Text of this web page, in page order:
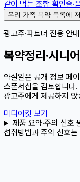
같이 먹는 조합 확인술·
우리 가족 복약 목록에
광고주·파트너 전용 안내
복약정리·시니
약잘알은 공개 정보 페
스폰서십을 검토합니다
광고주에게 제공하지 않
미디어킷 보기
제품 요약·주의 신호
섭취방법과 주의 신호